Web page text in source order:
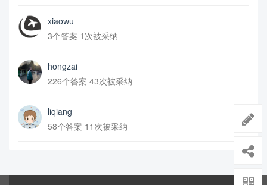
xiaowu
3个答案 1次被采纳
hongzai
226个答案 43次被采纳
liqiang
58个答案 11次被采纳